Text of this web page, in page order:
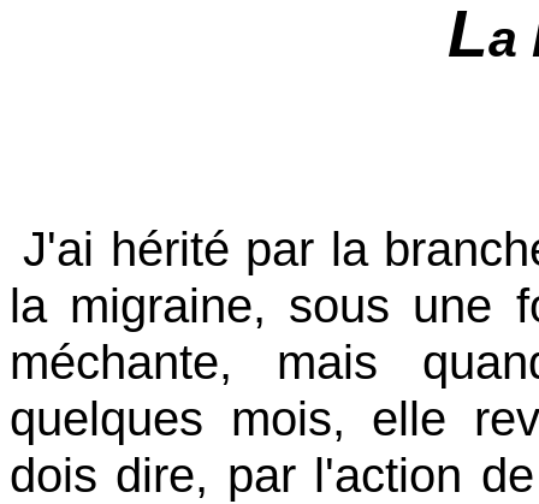
La
J'ai hérité par la
la migraine, sous une
méchante, mais
quelques mois, elle
dois dire, par l'action